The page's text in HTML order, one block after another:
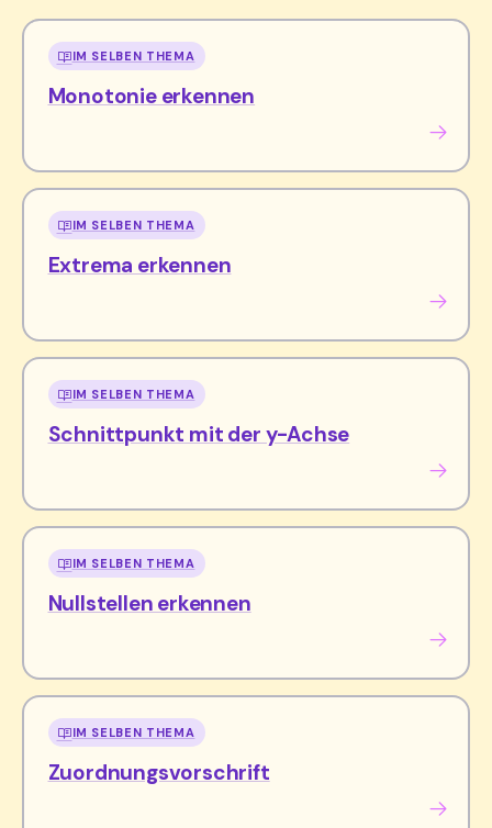
IM SELBEN THEMA
Monotonie erkennen
IM SELBEN THEMA
Extrema erkennen
IM SELBEN THEMA
Schnittpunkt mit der y-Achse
IM SELBEN THEMA
Nullstellen erkennen
IM SELBEN THEMA
Zuordnungsvorschrift